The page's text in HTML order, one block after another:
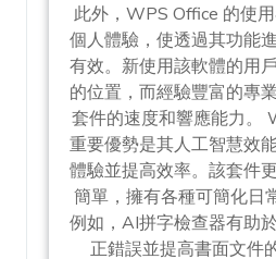
此外，WPS Office 的使
個人體驗，使透過其功能
有效。新使用該軟體的用
的位置，而經驗豐富的專
套件的速度和響應能力。
重要優勢是其人工智慧效
體驗並提高效率。該套件
簡單，擁有各種可簡化日
例如，AI拼字檢查器有助
正錯誤並提高書面文件